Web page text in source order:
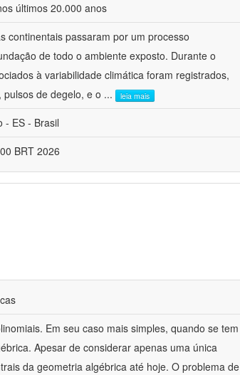
últimos 20.000 anos
continentais passaram por um processo
de todo o ambiente exposto. Durante o
à variabilidade climática foram registrados,
de degelo, e o ... leia mais
- ES - Brasil
BRT 2026
Em seu caso mais simples, quando se tem
Apesar de considerar apenas uma única
da geometria algébrica até hoje. O problema de